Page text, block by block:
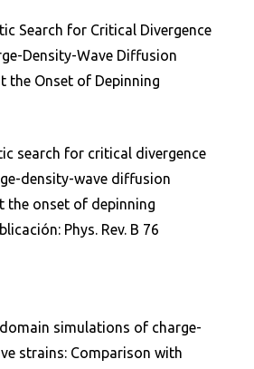
Search for Critical Divergence
Density-Wave Diffusion
the Onset of Depinning
search for critical divergence
density-wave diffusion
the onset of depinning
Phys. Rev. B 76
simulations of charge-
strains: Comparison with
Buscar